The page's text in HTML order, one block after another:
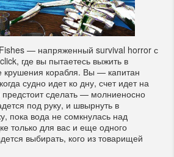
— напряженный survival horror с
где вы пытаетесь выжить в
крушения корабля. Вы — капитан
судно идет ко дну, счет идет на
сделать — молниеносно
под руку, и швырнуть в
пока вода не сомкнулась над
только для вас и еще одного
выбирать, кого из товарищей